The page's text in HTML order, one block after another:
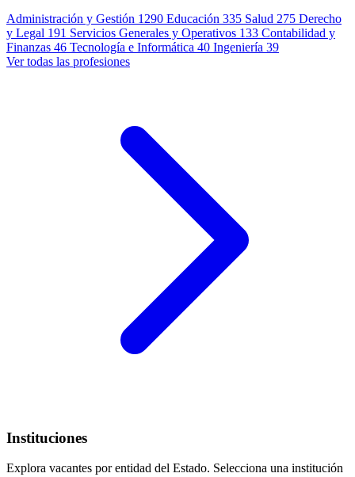
Administración y Gestión 1290 Educación 335 Salud 275 Derecho
y Legal 191 Servicios Generales y Operativos 133 Contabilidad y
Finanzas 46 Tecnología e Informática 40 Ingeniería 39
Ver todas las profesiones
Instituciones
Explora vacantes por entidad del Estado. Selecciona una institución